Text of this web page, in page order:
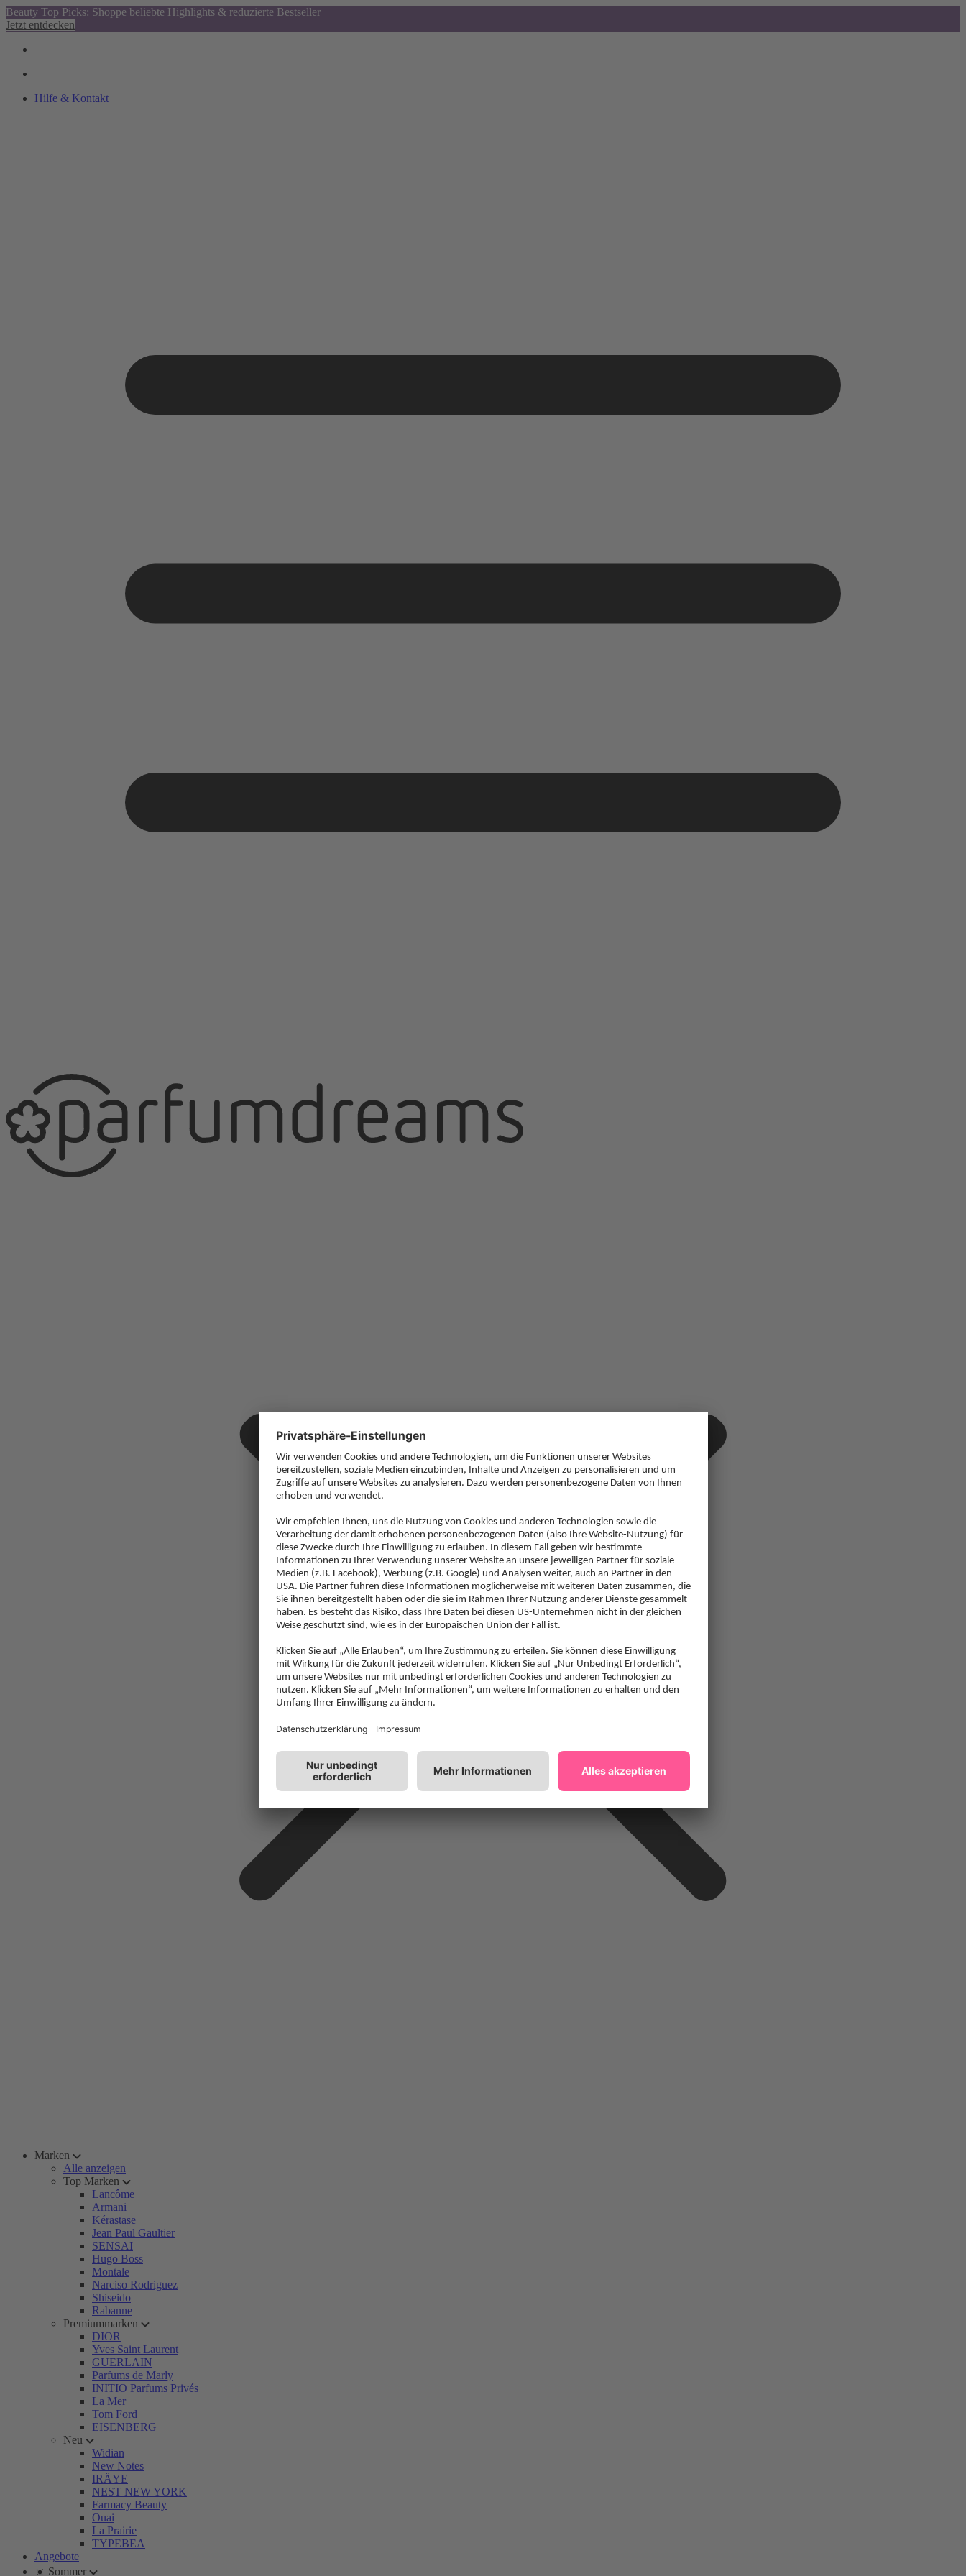
Beauty Top Picks: Shoppe beliebte Highlights & reduzierte Bestseller
Jetzt entdecken
Hilfe & Kontakt
Marken
Alle anzeigen
Top Marken
Lancôme
Armani
Kérastase
Jean Paul Gaultier
SENSAI
Hugo Boss
Montale
Narciso Rodriguez
Shiseido
Rabanne
Premiummarken
DIOR
Yves Saint Laurent
GUERLAIN
Parfums de Marly
INITIO Parfums Privés
La Mer
Tom Ford
EISENBERG
Neu
Widian
New Notes
IRÄYE
NEST NEW YORK
Farmacy Beauty
Ouai
La Prairie
TYPEBEA
Angebote
☀️ Sommer